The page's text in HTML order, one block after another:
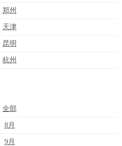
郑州
天津
昆明
杭州
全部
8月
9月